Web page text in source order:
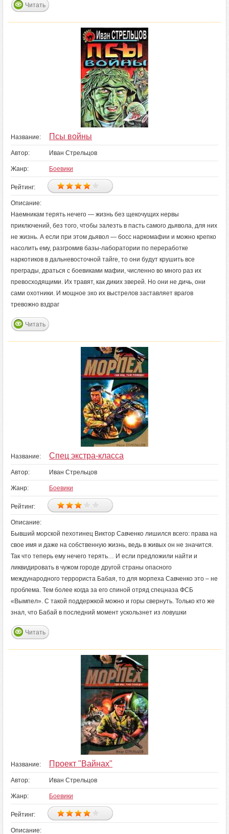
Читать
Название: Псы войны
Автор: Иван Стрельцов
Жанр: Боевики
Рейтинг:
Описание:
Наемникам терять нечего — жизнь без щекочущих нервы
приключений, без того, чтобы залезть в пасть самого дьявола, для них
не жизнь. А если при этом дьявол — босс наркомафии и можно крепко
насолить ему, разгромив базы-лаборатории по переработке
наркотиков в дальневосточной тайге, то они будут крушить все
преграды, драться с боевиками мафии, численно во много раз их
превосходящими. Их травят, как диких зверей. Но они не дичь, они
сами охотники. И мощное эхо их выстрелов заставляет врагов
тревожно вздраг
Читать
Название: Спец экстра-класса
Автор: Иван Стрельцов
Жанр: Боевики
Рейтинг:
Описание:
Бывший морской пехотинец Виктор Савченко лишился всего: права на
свое имя и даже на собственную жизнь, ведь в живых он не значится.
Так что теперь ему нечего терять… И если предложили найти и
ликвидировать в чужом городе другой страны опасного
международного террориста Бабая, то для морпеха Савченко это – не
проблема. Тем более когда за его спиной отряд спецназа ФСБ
«Вымпел». С такой поддержкой можно и горы свернуть. Только кто же
знал, что Бабай в последний момент ускользнет из ловушки
Читать
Название: Проект "Вайнах"
Автор: Иван Стрельцов
Жанр: Боевики
Рейтинг:
Описание: